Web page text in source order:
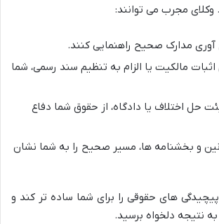
مجرب می توانند:
آوری مدارک صحیح راهنمایی کنند.
مالکیت یا الزام به تنظیم سند رسمی، شما
حل اختلاف یا دادگاه، از حقوق شما دفاع
و بخشنامه ها، مسیر صحیح را به شما نشان
های حقوقی را برای شما ساده تر کند و
نتیجه دلخواه برسید.